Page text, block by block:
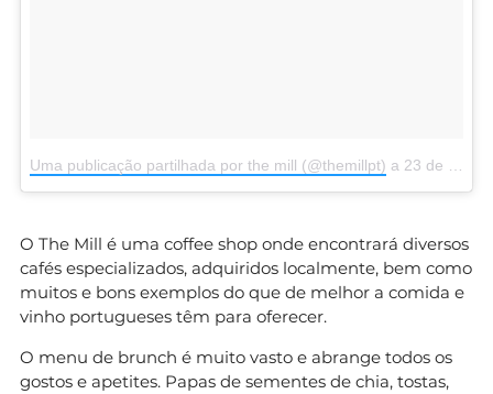
Uma publicação partilhada por the mill (@themillpt) a 23 de Jun, 2018 às 9:38 PDT
O The Mill é uma coffee shop onde encontrará diversos
cafés especializados, adquiridos localmente, bem como
muitos e bons exemplos do que de melhor a comida e
vinho portugueses têm para oferecer.
O menu de brunch é muito vasto e abrange todos os
gostos e apetites. Papas de sementes de chia, tostas,